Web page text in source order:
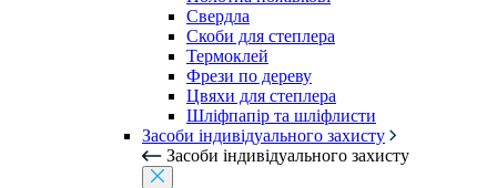
Свердла
Скоби для степлера
Термоклей
Фрези по дереву
Цвяхи для степлера
Шліфпапір та шліфлисти
Засоби індивідуального захисту
Засоби індивідуального захисту